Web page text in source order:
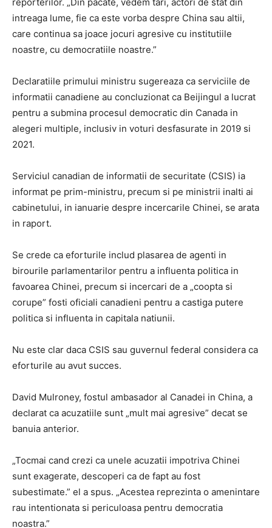
intreaga lume, fie ca este vorba despre China sau altii,
care continua sa joace jocuri agresive cu institutiile
noastre, cu democratiile noastre.”
Declaratiile primului ministru sugereaza ca serviciile de
informatii canadiene au concluzionat ca Beijingul a lucrat
pentru a submina procesul democratic din Canada in
alegeri multiple, inclusiv in voturi desfasurate in 2019 si
2021.
Serviciul canadian de informatii de securitate (CSIS) ia
informat pe prim-ministru, precum si pe ministrii inalti ai
cabinetului, in ianuarie despre incercarile Chinei, se arata
in raport.
Se crede ca eforturile includ plasarea de agenti in
birourile parlamentarilor pentru a influenta politica in
favoarea Chinei, precum si incercari de a „coopta si
corupe” fosti oficiali canadieni pentru a castiga putere
politica si influenta in capitala natiunii.
Nu este clar daca CSIS sau guvernul federal considera ca
eforturile au avut succes.
David Mulroney, fostul ambasador al Canadei in China, a
declarat ca acuzatiile sunt „mult mai agresive” decat se
banuia anterior.
„Tocmai cand crezi ca unele acuzatii impotriva Chinei
sunt exagerate, descoperi ca de fapt au fost
subestimate.” el a spus. „Acestea reprezinta o amenintare
rau intentionata si periculoasa pentru democratia
noastra.”